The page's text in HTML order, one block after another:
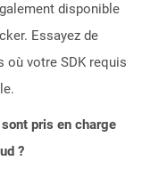
disponible
Essayez de
où votre SDK requis
pris en charge
?